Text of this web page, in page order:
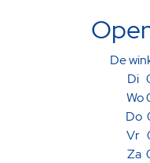
De
Di
Wo
Do
Vr
Za